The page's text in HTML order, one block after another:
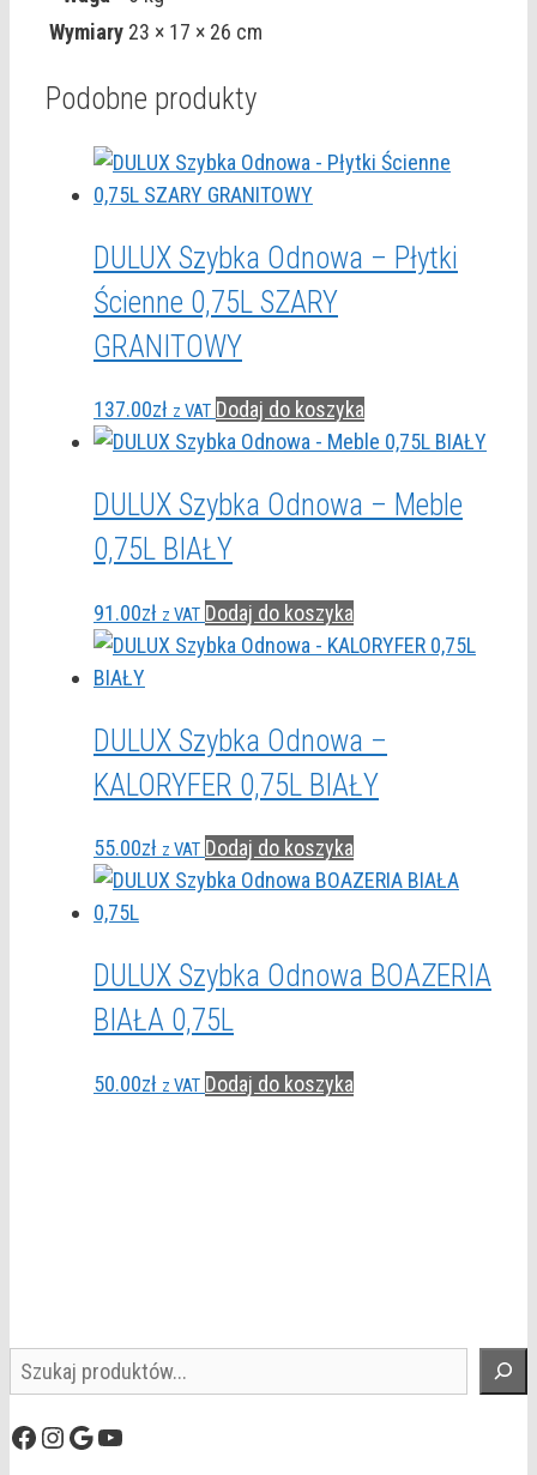
Wymiary 23 × 17 × 26 cm
Podobne produkty
DULUX Szybka Odnowa – Płytki
Ścienne 0,75L SZARY
GRANITOWY
137.00zł z VAT Dodaj do koszyka
DULUX Szybka Odnowa – Meble
0,75L BIAŁY
91.00zł z VAT Dodaj do koszyka
DULUX Szybka Odnowa –
KALORYFER 0,75L BIAŁY
55.00zł z VAT Dodaj do koszyka
DULUX Szybka Odnowa BOAZERIA
BIAŁA 0,75L
50.00zł z VAT Dodaj do koszyka
Szukaj
Facebook
Instagram
GoogleYouTube